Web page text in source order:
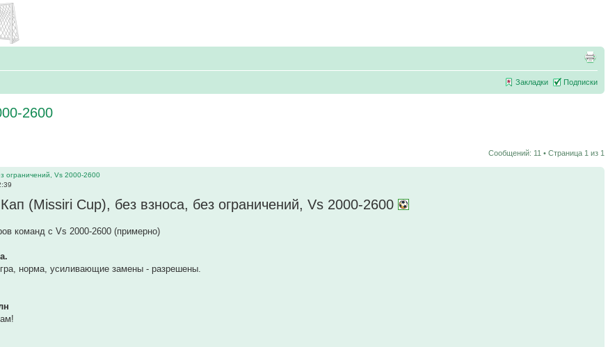
Закладки Подписки
2600
Сообщений: 11 • Страница 1 из 1
ограничений, Vs 2000-2600
(Missiri Cup), без взноса, без ограничений, Vs 2000-2600
команд с Vs 2000-2600 (примерно)
норма, усиливающие замены - разрешены.